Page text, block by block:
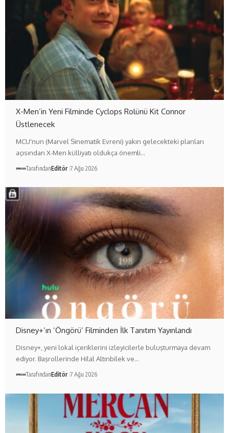
X-Men’in Yeni Filminde Cyclops Rolünü Kit Connor
Üstlenecek
MCU'nun (Marvel Sinematik Evreni) yakın gelecekteki planları
açısından X-Men külliyatı oldukça önemli…
TarafındanEditör 7 Ağu 2026
Disney+’ın ‘Öngörü’ Filminden İlk Tanıtım Yayınlandı
Disney+, yeni lokal içeriklerini izleyicilerle buluşturmaya devam
ediyor. Başrollerinde Hilal Altınbilek ve…
TarafındanEditör 7 Ağu 2026